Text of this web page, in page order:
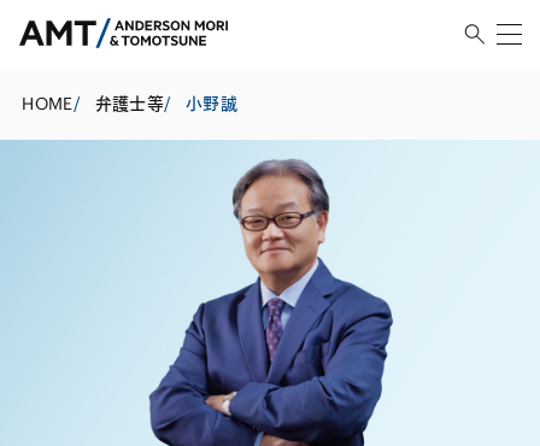
HOME/ 弁護士等/ 小野誠